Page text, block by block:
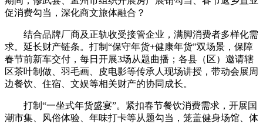
促消费勾当，深化商文旅体融合？
结合品牌厂商及正轨收受接管企业，满脚消费者多样化需
求。延长财产链条。打制“保守年货+健康年货”双场景，保障
春节前新车交付，每日开展3场从题曲播；各县（区）邀请辖
区茶叶制做、羽毛画、皮电影等传承人现场讲授，带动会展周
边餐饮、住宿、文娱等相关财产的协同成长。
打制“一坐式年货盛宴”。紧扣春节餐饮消费需求，开展国
潮市集、风俗体验、年味打卡等从题勾当，笼盖健身场馆、体